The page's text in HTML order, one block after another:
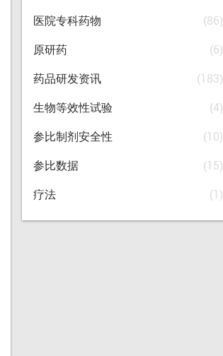
医院专科药物
(86)
原研药
(6)
药品研发资讯
(183)
生物等效性试验
(4)
参比制剂安全性
(10)
参比数据
(15)
疗法
(1)